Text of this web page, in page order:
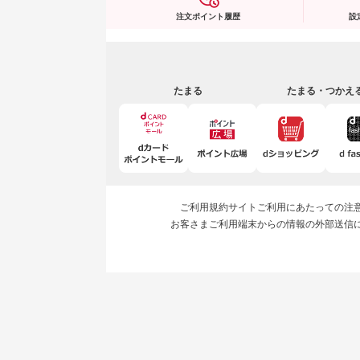
注文ポイント履歴 設
たまる たまる・つかえ
ご利用規約サイトご利用にあたっての注
お客さまご利用端末からの情報の外部送信